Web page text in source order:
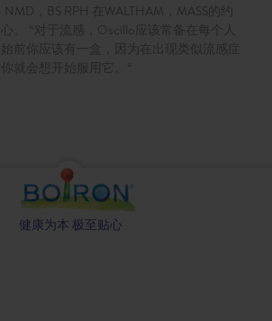
，BS RPH 在WALTHAM，MASS的约
。 “对于流感，Oscillo应该常备在每个人
前你应该有一盒，因为在出现类似流感症
就会想开始服用它。“
健康为本 极至贴心